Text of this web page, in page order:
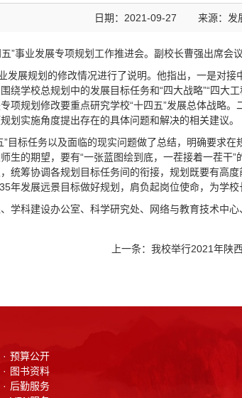
日期：2021-09-27 来源：发
”事业发展专项规划工作推进会。副校长曹强出席会
发展规划的修改情况进行了说明。他指出，一是对
绕学校总规划中的发展目标任务和“四大战略”“四大
项规划修改要重点研究学校“十四五”发展总体战略
划实施角度提出存在的具体问题和解决的相关建议。
目标任务以及面临的现实问题做了总结，明确要求
生的期望，要有“一张蓝图绘到底，一茬接着一茬干
统筹协调各规划目标任务间的衔接，规划既要有高
年发展远景目标做好规划，肩负起岗位使命，为学校
学科建设办公室、科学研究处、网络与教育技术中
上一条： 我校举行2021年陕
· 预算公开
· 图书资料
· 后勤服务